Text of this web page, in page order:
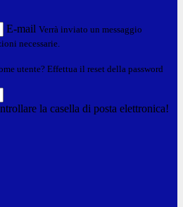
E-mail Verrà inviato un messaggio
necessarie.
utente? Effettua il reset della password
la casella di posta elettronica!